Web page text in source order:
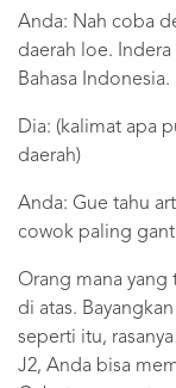
Anda: Nah coba
daerah loe.
Bahasa Indonesia.
Dia: (kalimat apa
daerah)
Anda: Gue tahu
cowok paling
Orang mana
di atas.
seperti itu,
J2, Anda bisa